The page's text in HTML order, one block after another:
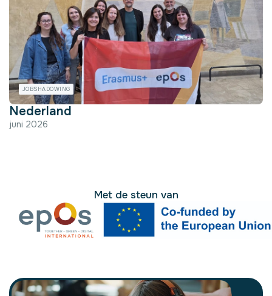
JOBSHADOWING
Nederland
juni 2026
Met de steun van